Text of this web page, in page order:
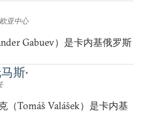
亚中心
Gabuev）是卡内基俄罗斯
斯•
（Tomáš Valášek）是卡内基